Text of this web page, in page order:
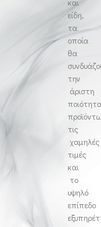
και
είδη,
τα
οποία
θα
την
άριστη
τις
χαμηλές
τιμές
και
το
υψηλό
επίπεδο